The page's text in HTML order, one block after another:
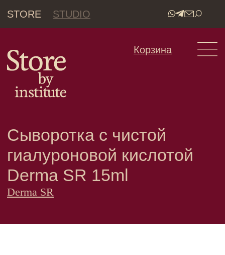
STORE STUDIO
•
Сыворотка с чистой
Derma SR